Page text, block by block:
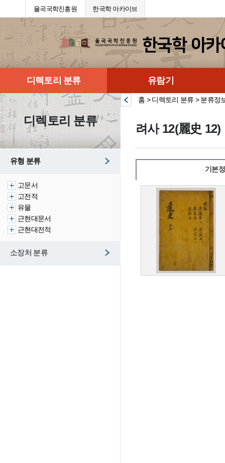
율곡국학진흥원 한국학 아카이브
디렉토리 분류 유람기
디렉토리 분류
유형 분류
고문서
고전적
유물
근현대문서
근현대전적
소장처 분류
홈 > 디렉토리 분류 > 분류정
려사 12(麗史 12)
기본